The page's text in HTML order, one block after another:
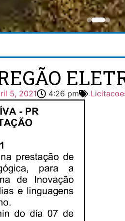
5, 2021 4:26 pm